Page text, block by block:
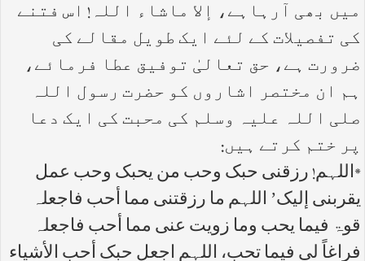
میں بھی آرہاہے، إلا ماشاء اللہ! اس فتنے
کی تفصیلات کے لئے ایک طویل مقالے کی
ضرورت ہے، حق تعالیٰ توفیق عطا فرمائے،
ہم ان مختصر اشاروں کو حضرت رسول اللہ
صلی اللہ علیہ وسلم کی محبت کی ایک دعا
پر ختم کرتے ہیں:
*اللہم! رزقنی حبک وحب من یحبک وحب عمل
یقربنی إلیک’ اللہم ما رزقتنی مما أحب فاجعلہ
قوۃ فیما یحب وما زویت عنی مما أحب فاجعلہ
فراغاً لی فیما تحب، اللہم اجعل حبک أحب الأشیاء